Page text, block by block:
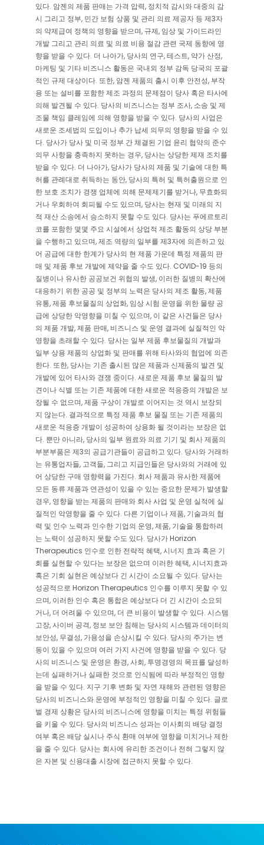
있다. 암젠의 제품 판매는 가격 압력, 정치적 감시와 대중의 감
시 그리고 정부, 민간 보험 상품 및 관리 의료 제공자 등 제3자
의 약제급여 정책의 영향을 받으며, 규제, 임상 및 가이드라인
개발 그리고 관리 의료 및 의료 비용 절감 관련 국제 동향에 영
향을 받을 수 있다. 더 나아가, 당사의 연구, 테스트, 약가 산정,
마케팅 및 기타 비즈니스 활동은 국내외 정부 감독 당국의 포괄
적인 규제 대상이다. 또한, 암젠 제품의 출시 이후 안전성, 부작
용 또는 설비를 포함한 제조 과정의 문제점이 당사 혹은 타사에
의해 발견될 수 있다. 당사의 비즈니스는 정부 조사, 소송 및 제
조물 책임 클레임에 의해 영향을 받을 수 있다. 당사의 사업은
새로운 조세법의 도입이나 추가 납세 의무의 영향을 받을 수 있
다. 당사가 당사 및 미국 정부 간 체결된 기업 윤리 협약의 준수
의무 사항을 충족하지 못하는 경우, 당사는 상당한 제재 조치를
받을 수 있다. 더 나아가, 당사가 당사의 제품 및 기술에 대한 특
허를 관례대로 취득하는 동안, 당사의 특허 및 특허출원으로 인
한 보호 조치가 경쟁 업체에 의해 문제제기를 받거나, 무효화되
거나 우회하여 회피될 수도 있으며, 당사는 현재 및 미래의 지
적 재산 소송에서 승소하지 못할 수도 있다. 당사는 푸에르토리
코를 포함한 몇몇 주요 시설에서 상업적 제조 활동의 상당 부분
을 수행하고 있으며, 제조 역량의 일부를 제3자에 의존하고 있
어 공급에 대한 한계가 당사의 현 제품 가운데 특정 제품의 판
매 및 제품 후보 개발에 제약을 줄 수도 있다. COVID-19 등의
질병이나 유사한 공공보건 위협의 발생, 이러한 질병의 확산에
대응하기 위한 공공 및 정부의 노력은 당사의 제조 활동, 제품
유통, 제품 후보물질의 상업화, 임상 시험 운영을 위한 물량 공
급에 상당한 악영향을 미칠 수 있으며, 이 같은 사건들은 당사
의 제품 개발, 제품 판매, 비즈니스 및 운영 결과에 실질적인 악
영향을 초래할 수 있다. 당사는 일부 제품 후보물질의 개발과
일부 상용 제품의 상업화 및 판매를 위해 타사와의 협업에 의존
한다. 또한, 당사는 기존 출시된 많은 제품과 신제품의 발견 및
개발에 있어 타사와 경쟁 중이다. 새로운 제품 후보 물질의 발
견이나 식별 또는 기존 제품에 대한 새로운 적응증의 개발은 보
장될 수 없으며, 제품 구상이 개발로 이어지는 것 역시 보장되
지 않는다. 결과적으로 특정 제품 후보 물질 또는 기존 제품의
새로운 적응증 개발이 성공하여 상용화 될 것이라는 보장은 없
다. 뿐만 아니라, 당사의 일부 원료와 의료 기기 및 회사 제품의
부분부품은 제3의 공급기관들이 공급하고 있다. 당사와 거래하
는 유통업자들, 고객들, 그리고 지급인들은 당사와의 거래에 있
어 상당한 구매 영향력을 가진다. 회사 제품과 유사한 제품에
모든 동류 제품과 연관성이 있을 수 있는 중요한 문제가 발생할
경우, 영향을 받는 제품의 판매와 회사 사업 및 운영 실적에 실
질적인 악영향을 줄 수 있다. 다른 기업이나 제품, 기술과의 협
력 및 인수 노력과 인수한 기업의 운영, 제품, 기술을 통합하려
는 노력이 성공하지 못할 수도 있다. 당사가 Horizon
Therapeutics 인수로 인한 전략적 혜택, 시너지 효과 혹은 기
회를 실현할 수 있다는 보장은 없으며 이러한 혜택, 시너지효과
혹은 기회 실현은 예상보다 긴 시간이 소요될 수 있다. 당사는
성공적으로 Horizon Therapeutics 인수를 이루지 못할 수 있
으며, 이러한 인수 혹은 통합은 예상보다 더 긴 시간이 소요되
거나, 더 어려울 수 있으며, 더 큰 비용이 발생할 수 있다. 시스템
고장, 사이버 공격, 정보 보안 침해는 당사의 시스템과 데이터의
보안성, 무결성, 가용성을 손상시킬 수 있다. 당사의 주가는 변
동이 있을 수 있으며 여러 가지 사건에 영향을 받을 수 있다. 당
사의 비즈니스 및 운영은 환경, 사회, 투명경영의 목표를 달성하
는데 실패하거나 실패한 것으로 인식됨에 따라 부정적인 영향
을 받을 수 있다. 지구 기후 변화 및 자연 재해와 관련된 영향은
당사의 비즈니스와 운영에 부정적인 영향을 미칠 수 있다. 글로
벌 경제 상황은 당사의 비즈니스에 영향을 미치는 특정 위험들
을 키울 수 있다. 당사의 비즈니스 성과는 이사회의 배당 결정
여부 혹은 배당 실시나 주식 환매 여부에 영향을 미치거나 제한
을 줄 수 있다. 당사는 회사에 유리한 조건이나 전혀 그렇지 않
은 자본 및 신용대출 시장에 접근하지 못할 수 있다.